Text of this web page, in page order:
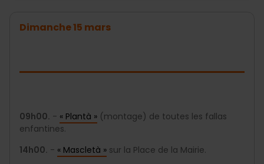
Dimanche 15 mars
09h00. - « Plantà » (montage) de toutes les fallas
enfantines.
14h00. - « Mascletà » sur la Place de la Mairie.